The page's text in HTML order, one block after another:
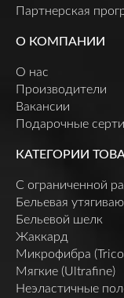
Партнерская
О КОМПАНИИ
О нас
Производители
Вакансии
Подарочные
КАТЕГОРИИ
C ограниченной
Бельевая
Бельевой шелк
Жаккард
Микрофибра
Мягкие (Ultrafine)
Неэластичные